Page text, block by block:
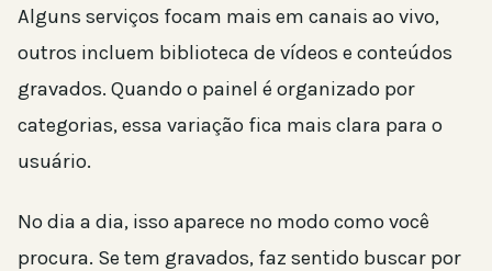
Alguns serviços focam mais em canais ao vivo,
outros incluem biblioteca de vídeos e conteúdos
gravados. Quando o painel é organizado por
categorias, essa variação fica mais clara para o
usuário.
No dia a dia, isso aparece no modo como você
procura. Se tem gravados, faz sentido buscar por